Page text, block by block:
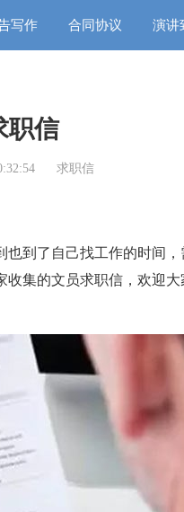
写作 合同协议 演讲
职信
求职信
到了自己找工作的时间，
集的文员求职信，欢迎